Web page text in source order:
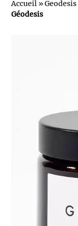
Accueil »Geodesis
Géodesis